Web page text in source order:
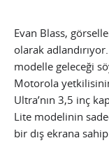
Evan Blass,
olarak
modelle geleceği
Motorola
Ultra’nın 3,5 inç
Lite modelinin
bir dış ekrana